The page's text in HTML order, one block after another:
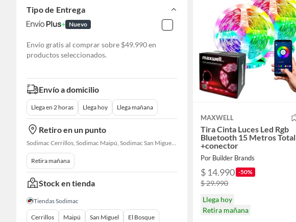
Tipo de Entrega
Nuevo
Envío gratis al comprar sobre $49.990 en
productos seleccionados.
Envío a domicilio
Llega en 2 horas Llega hoy Llega mañana
Retiro en un punto
Sodimac Cerrillos, Sodimac Maipú, Sodimac San Miguel, Sodimac El Bosque, Sodimac San Bernardo, Sodimac Talagante, Sodimac San Fernando
Retira mañana
Stock en tienda
Tiendas Sodimac
Cerrillos Maipú San Miguel
El Bosque
MAXWELL
Tira Cinta Luces Led Rgb
Bluetooth 15 Metros Total
+conector
Por Builder Brands
$ 14.990 -50%
$ 29.990
Llega hoy
Retira mañana